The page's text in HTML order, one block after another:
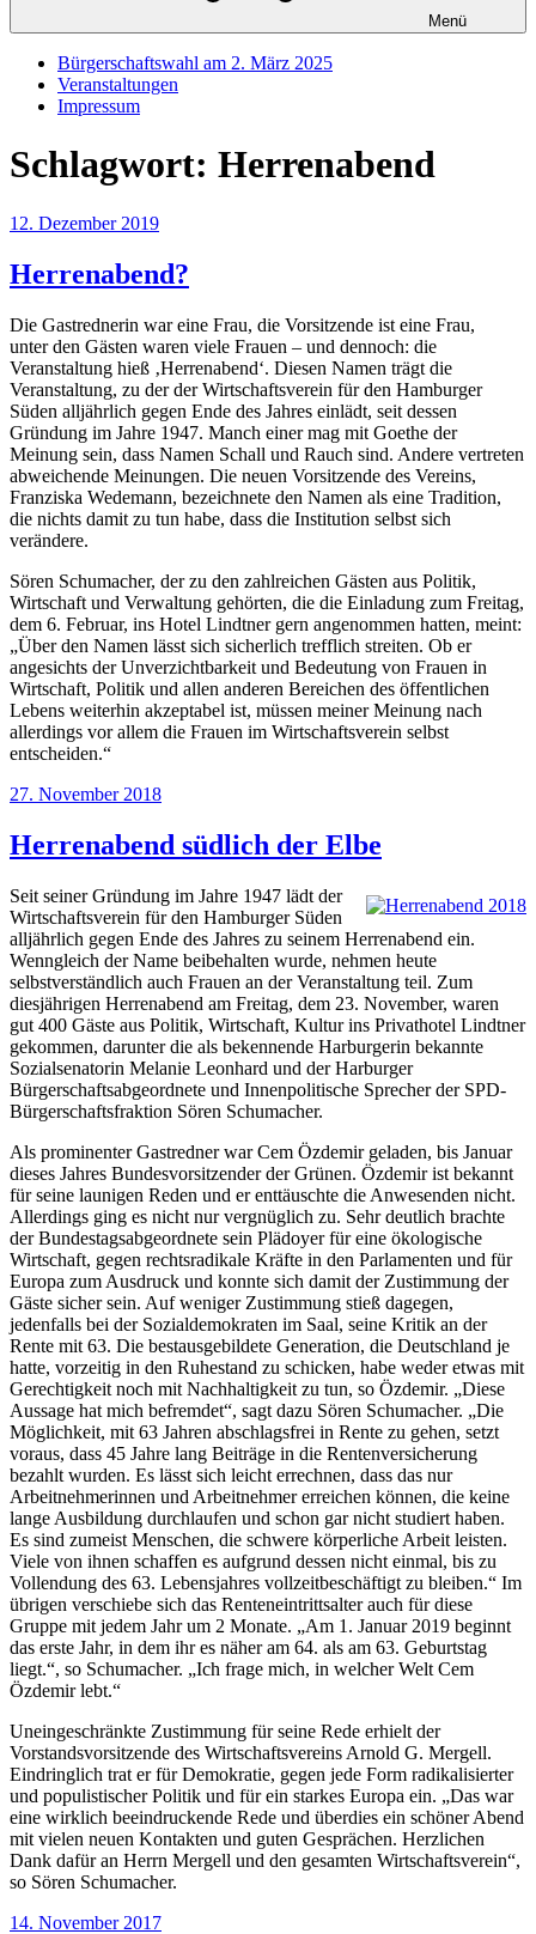
Menü
Bürgerschaftswahl am 2. März 2025
Veranstaltungen
Impressum
Schlagwort: Herrenabend
Veröffentlicht
12. Dezember 2019
Herrenabend?
Die Gastrednerin war eine Frau, die Vorsitzende ist eine Frau,
unter den Gästen waren viele Frauen – und dennoch: die
Veranstaltung hieß ‚Herrenabend‘. Diesen Namen trägt die
Veranstaltung, zu der der Wirtschaftsverein für den Hamburger
Süden alljährlich gegen Ende des Jahres einlädt, seit dessen
Gründung im Jahre 1947. Manch einer mag mit Goethe der
Meinung sein, dass Namen Schall und Rauch sind. Andere vertreten
abweichende Meinungen. Die neuen Vorsitzende des Vereins,
Franziska Wedemann, bezeichnete den Namen als eine Tradition,
die nichts damit zu tun habe, dass die Institution selbst sich
verändere.
Sören Schumacher, der zu den zahlreichen Gästen aus Politik,
Wirtschaft und Verwaltung gehörten, die die Einladung zum Freitag,
dem 6. Februar, ins Hotel Lindtner gern angenommen hatten, meint:
„Über den Namen lässt sich sicherlich trefflich streiten. Ob er
angesichts der Unverzichtbarkeit und Bedeutung von Frauen in
Wirtschaft, Politik und allen anderen Bereichen des öffentlichen
Lebens weiterhin akzeptabel ist, müssen meiner Meinung nach
allerdings vor allem die Frauen im Wirtschaftsverein selbst
entscheiden.“
Veröffentlicht
27. November 2018
Herrenabend südlich der Elbe
Seit seiner Gründung im Jahre 1947 lädt der
Wirtschaftsverein für den Hamburger Süden
alljährlich gegen Ende des Jahres zu seinem Herrenabend ein.
Wenngleich der Name beibehalten wurde, nehmen heute
selbstverständlich auch Frauen an der Veranstaltung teil. Zum
diesjährigen Herrenabend am Freitag, dem 23. November, waren
gut 400 Gäste aus Politik, Wirtschaft, Kultur ins Privathotel Lindtner
gekommen, darunter die als bekennende Harburgerin bekannte
Sozialsenatorin Melanie Leonhard und der Harburger
Bürgerschaftsabgeordnete und Innenpolitische Sprecher der SPD-
Bürgerschaftsfraktion Sören Schumacher.
Als prominenter Gastredner war Cem Özdemir geladen, bis Januar
dieses Jahres Bundesvorsitzender der Grünen. Özdemir ist bekannt
für seine launigen Reden und er enttäuschte die Anwesenden nicht.
Allerdings ging es nicht nur vergnüglich zu. Sehr deutlich brachte
der Bundestagsabgeordnete sein Plädoyer für eine ökologische
Wirtschaft, gegen rechtsradikale Kräfte in den Parlamenten und für
Europa zum Ausdruck und konnte sich damit der Zustimmung der
Gäste sicher sein. Auf weniger Zustimmung stieß dagegen,
jedenfalls bei der Sozialdemokraten im Saal, seine Kritik an der
Rente mit 63. Die bestausgebildete Generation, die Deutschland je
hatte, vorzeitig in den Ruhestand zu schicken, habe weder etwas mit
Gerechtigkeit noch mit Nachhaltigkeit zu tun, so Özdemir. „Diese
Aussage hat mich befremdet“, sagt dazu Sören Schumacher. „Die
Möglichkeit, mit 63 Jahren abschlagsfrei in Rente zu gehen, setzt
voraus, dass 45 Jahre lang Beiträge in die Rentenversicherung
bezahlt wurden. Es lässt sich leicht errechnen, dass das nur
Arbeitnehmerinnen und Arbeitnehmer erreichen können, die keine
lange Ausbildung durchlaufen und schon gar nicht studiert haben.
Es sind zumeist Menschen, die schwere körperliche Arbeit leisten.
Viele von ihnen schaffen es aufgrund dessen nicht einmal, bis zu
Vollendung des 63. Lebensjahres vollzeitbeschäftigt zu bleiben.“ Im
übrigen verschiebe sich das Renteneintrittsalter auch für diese
Gruppe mit jedem Jahr um 2 Monate. „Am 1. Januar 2019 beginnt
das erste Jahr, in dem ihr es näher am 64. als am 63. Geburtstag
liegt.“, so Schumacher. „Ich frage mich, in welcher Welt Cem
Özdemir lebt.“
Uneingeschränkte Zustimmung für seine Rede erhielt der
Vorstandsvorsitzende des Wirtschaftsvereins Arnold G. Mergell.
Eindringlich trat er für Demokratie, gegen jede Form radikalisierter
und populistischer Politik und für ein starkes Europa ein. „Das war
eine wirklich beeindruckende Rede und überdies ein schöner Abend
mit vielen neuen Kontakten und guten Gesprächen. Herzlichen
Dank dafür an Herrn Mergell und den gesamten Wirtschaftsverein“,
so Sören Schumacher.
Veröffentlicht
14. November 2017